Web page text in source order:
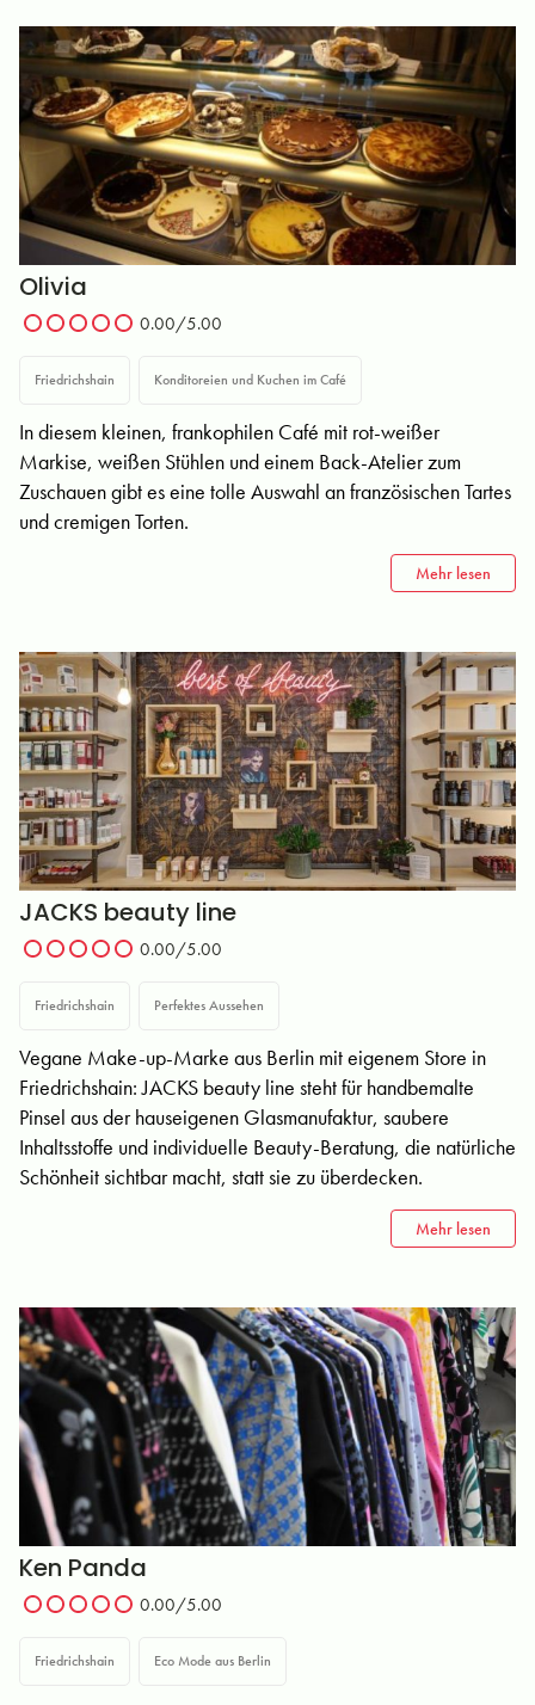
Olivia
0.00/5.00
Friedrichshain Konditoreien und Kuchen im Café
In diesem kleinen, frankophilen Café mit rot-weißer
Markise, weißen Stühlen und einem Back-Atelier zum
Zuschauen gibt es eine tolle Auswahl an französischen Tartes
und cremigen Torten.
Mehr lesen
JACKS beauty line
0.00/5.00
Friedrichshain Perfektes Aussehen
Vegane Make-up-Marke aus Berlin mit eigenem Store in
Friedrichshain: JACKS beauty line steht für handbemalte
Pinsel aus der hauseigenen Glasmanufaktur, saubere
Inhaltsstoffe und individuelle Beauty-Beratung, die natürliche
Schönheit sichtbar macht, statt sie zu überdecken.
Mehr lesen
Ken Panda
0.00/5.00
Friedrichshain Eco Mode aus Berlin